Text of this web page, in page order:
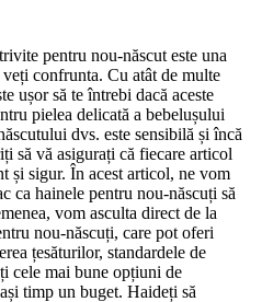
pentru nou-născut este una
confrunta. Cu atât de multe
ușor să te întrebi dacă aceste
pielea delicată a bebelușului
dvs. este sensibilă și încă
să vă asigurați că fiecare articol
și sigur. În acest articol, ne vom
ca hainele pentru nou-născuți să
vom asculta direct de la
nou-născuți, care pot oferi
țesăturilor, standardele de
cele mai bune opțiuni de
timp un buget. Haideți să